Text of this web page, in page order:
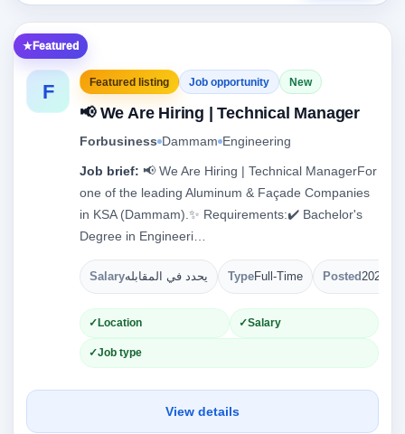
Featured
F Featured listing Job opportunity New
📢 We Are Hiring | Technical Manager
Forbusiness Dammam Engineering
Job brief: 📢 We Are Hiring | Technical ManagerFor
one of the leading Aluminum & Façade Companies
in KSA (Dammam).✨ Requirements:✔️ Bachelor's
Degree in Engineeri…
Salaryيحدد في المقابله TypeFull-Time Posted2026-
Location Salary
Job type
View details